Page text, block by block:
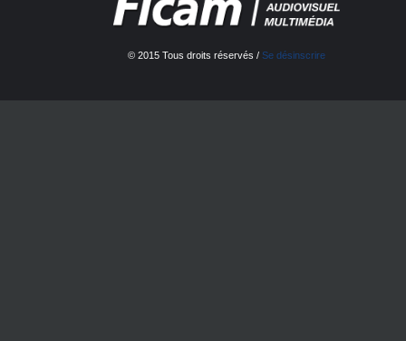
© 2015 Tous droits réservés / Se désinscrire